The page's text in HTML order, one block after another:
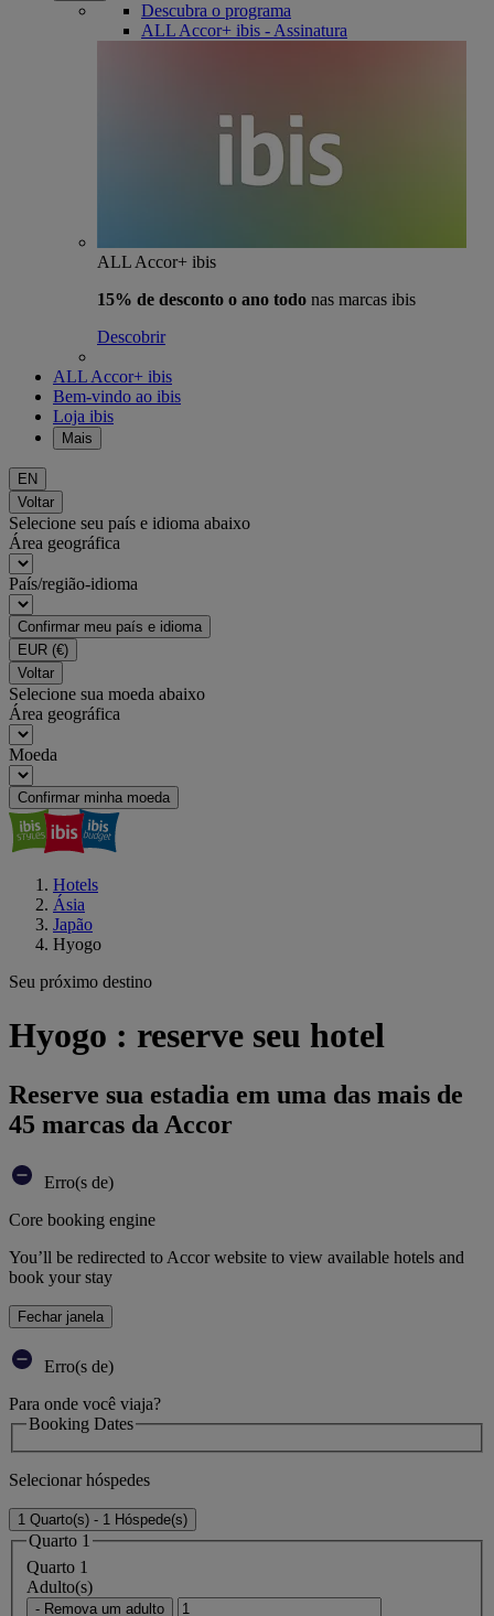
Descubra o programa
ALL Accor+ ibis - Assinatura
ALL Accor+ ibis
15% de desconto o ano todo nas marcas ibis
Descobrir
ALL Accor+ ibis
Bem-vindo ao ibis
Loja ibis
Mais
EN
Voltar
Selecione seu país e idioma abaixo
Área geográfica
País/região-idioma
Confirmar meu país e idioma
EUR (€)
Voltar
Selecione sua moeda abaixo
Área geográfica
Moeda
Confirmar minha moeda
Hotels
Ásia
Japão
Hyogo
Seu próximo destino
Hyogo : reserve seu hotel
Reserve sua estadia em uma das mais de
45 marcas da Accor
Erro(s de)
Core booking engine
You’ll be redirected to Accor website to view available hotels and
book your stay
Fechar janela
Erro(s de)
Para onde você viaja?
Booking Dates
Selecionar hóspedes
1 Quarto(s) - 1 Hóspede(s)
Quarto 1
Quarto 1
Adulto(s)
- Remova um adulto